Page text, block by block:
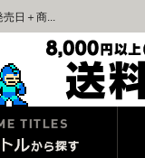
売日＋商...